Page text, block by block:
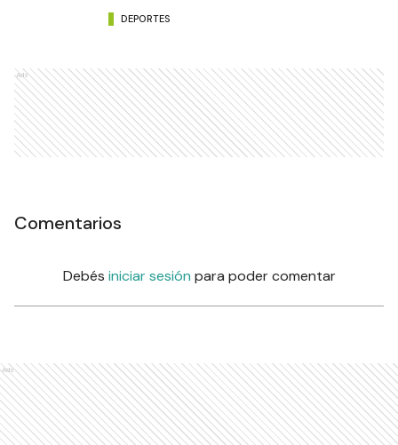
DEPORTES
Ads
Comentarios
Debés iniciar sesión para poder comentar
Ads